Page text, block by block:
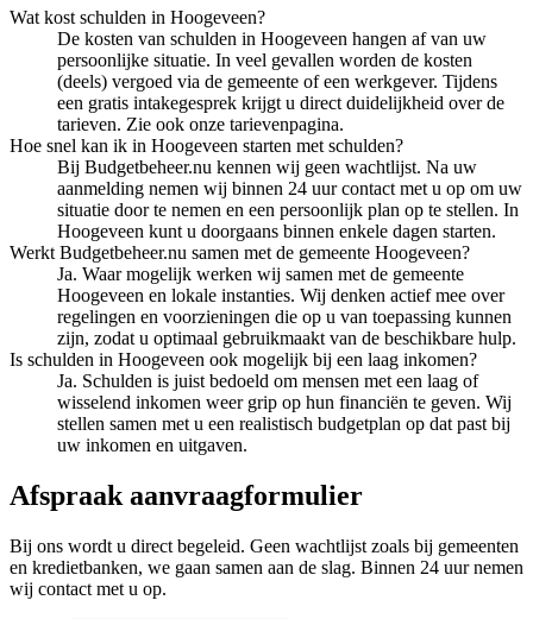
Wat kost schulden in Hoogeveen?
De kosten van schulden in Hoogeveen hangen af van uw
persoonlijke situatie. In veel gevallen worden de kosten
(deels) vergoed via de gemeente of een werkgever. Tijdens
een gratis intakegesprek krijgt u direct duidelijkheid over de
tarieven. Zie ook onze tarievenpagina.
Hoe snel kan ik in Hoogeveen starten met schulden?
Bij Budgetbeheer.nu kennen wij geen wachtlijst. Na uw
aanmelding nemen wij binnen 24 uur contact met u op om uw
situatie door te nemen en een persoonlijk plan op te stellen. In
Hoogeveen kunt u doorgaans binnen enkele dagen starten.
Werkt Budgetbeheer.nu samen met de gemeente Hoogeveen?
Ja. Waar mogelijk werken wij samen met de gemeente
Hoogeveen en lokale instanties. Wij denken actief mee over
regelingen en voorzieningen die op u van toepassing kunnen
zijn, zodat u optimaal gebruikmaakt van de beschikbare hulp.
Is schulden in Hoogeveen ook mogelijk bij een laag inkomen?
Ja. Schulden is juist bedoeld om mensen met een laag of
wisselend inkomen weer grip op hun financiën te geven. Wij
stellen samen met u een realistisch budgetplan op dat past bij
uw inkomen en uitgaven.
Afspraak aanvraagformulier
Bij ons wordt u direct begeleid. Geen wachtlijst zoals bij gemeenten
en kredietbanken, we gaan samen aan de slag. Binnen 24 uur nemen
wij contact met u op.